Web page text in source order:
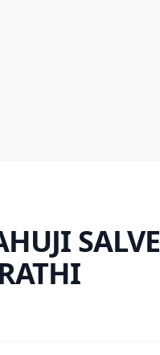
SALVE